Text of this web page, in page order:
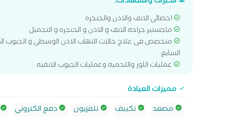
اخصائى الانف والاذن والحنجره
ماجستير جراحه الانف و الاذن و الحنجره و التجميل
متخصص فى علاج حالات التهاب الاذن الوسطى و الجيوب
السابع
عمليات اللوز واللحميه وعمليات الجيوب الانفيه
مميزات العيادة
مصعد
تكييف تلفزيون دفع الكتروني